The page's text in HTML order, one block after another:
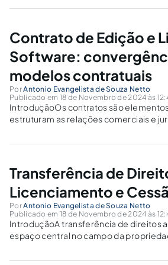
acesso livre ao conhecimento
Contrato de Edição e
Software:
modelos contratuais
PorAntonio Evangelista de Souza Netto
Publicado em 18 de Novembro de 2024 às
IntroduçãoOs contratos são
estruturam as relações comerciais e
de direitos e a definição de
contratos com...
Transferência de
Licenciamento e
PorAntonio Evangelista de Souza Netto
Publicado em 18 de Novembro de 2024 às
IntroduçãoA transferência de direitos
espaço central no campo da
enquanto protege os interesses dos